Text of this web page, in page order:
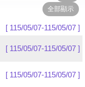
[ 115/05/07-115/05/07 ]
[ 115/05/07-115/05/07 ]
[ 115/05/07-115/05/07 ]